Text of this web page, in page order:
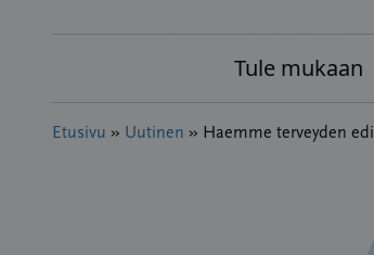
Tule mukaan
Etusivu » Uutinen » Haemme terveyden